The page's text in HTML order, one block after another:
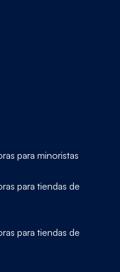
para minoristas
para tiendas de
para tiendas de